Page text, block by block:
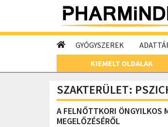
GYÓGYSZEREK
KIEMELT OLDALAK
SZAKTERÜLET:
A FELNŐTTKORI ÖNGYILKOS
MEGELŐZÉSÉRŐL